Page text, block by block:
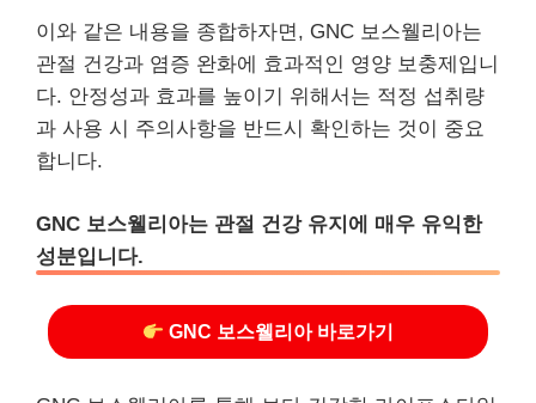
이와 같은 내용을 종합하자면, GNC 보스웰리아는
관절 건강과 염증 완화에 효과적인 영양 보충제입니
다. 안정성과 효과를 높이기 위해서는 적정 섭취량
과 사용 시 주의사항을 반드시 확인하는 것이 중요
합니다.
GNC 보스웰리아는 관절 건강 유지에 매우 유익한
성분입니다.
GNC 보스웰리아 바로가기